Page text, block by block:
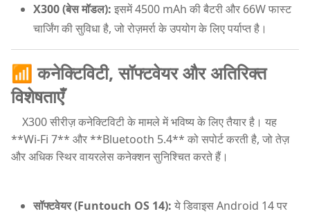
X300 (बेस मॉडल): इसमें 4500 mAh की बैटरी और 66W फास्ट
चार्जिंग की सुविधा है, जो रोज़मर्रा के उपयोग के लिए पर्याप्त है।
📶 कनेक्टिविटी, सॉफ्टवेयर और अतिरिक्त
विशेषताएँ
X300 सीरीज़ कनेक्टिविटी के मामले में भविष्य के लिए तैयार है। यह
**Wi-Fi 7** और **Bluetooth 5.4** को सपोर्ट करती है, जो तेज़
और अधिक स्थिर वायरलेस कनेक्शन सुनिश्चित करते हैं।
सॉफ्टवेयर (Funtouch OS 14): ये डिवाइस Android 14 पर